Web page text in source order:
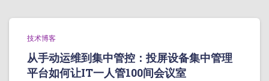
技术博客
从手动运维到集中管控：投屏设备集中管理
平台如何让IT一人管100间会议室